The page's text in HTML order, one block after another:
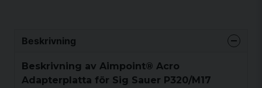
Beskrivning
Beskrivning av Aimpoint® Acro
Adapterplatta för Sig Sauer P320/M17